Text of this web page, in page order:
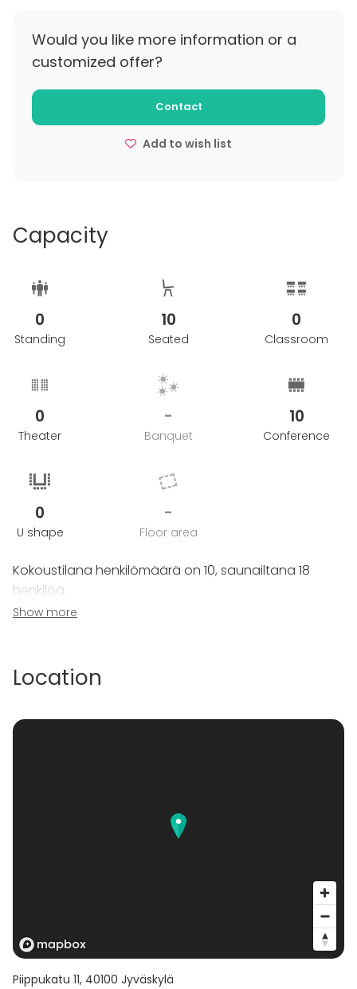
Additional information about cancellation
policy
Kokoustilana 48 tuntia ja iltakäytössä 14 päivää
Would you like more information or a
customized offer?
Contact
Add to wish list
Capacity
0
Standing
10
Seated
0
Classroom
0
Theater
-
Banquet
10
Conference
0
U shape
-
Floor area
Kokoustilana henkilömäärä on 10, saunailtana 18
henkilöä.
Kokoustilan koko on 22 m2 ja koko saunaosaston 100
Show more
Location
Piippukatu 11, 40100 Jyväskylä